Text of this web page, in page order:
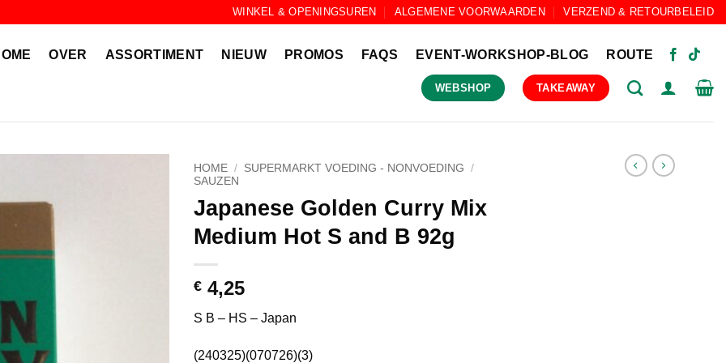
WINKEL & OPENINGSUREN ALGEMENE VOORWAARDEN VERZEND & RETOURBELEID
OVER ASSORTIMENT NIEUW PROMOS FAQS EVENT-WORKSHOP-BLOG ROUTE
WEBSHOP TAKEAWAY
HOME / SUPERMARKT VOEDING - NONVOEDING
/
SAUZEN
Japanese Golden Curry Mix
Medium Hot S and B 92g
€ 4,25
S B – HS – Japan
(240325)(070726)(3)